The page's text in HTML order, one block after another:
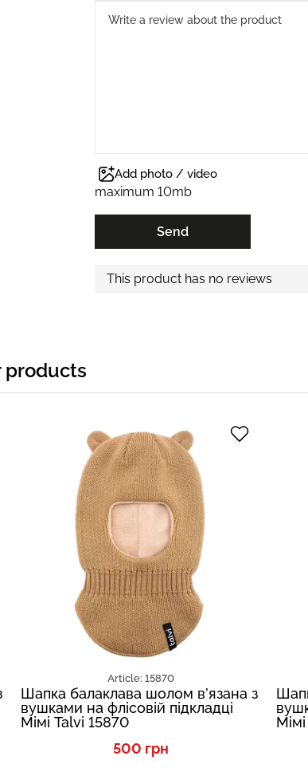
Add photo / video
maximum 10mb
Send
This product has no reviews
products
Article: 15870
Шапка балаклава шолом в’язана з
вушками на флісовій підкладці
Мімі Talvi 15870
500 грн